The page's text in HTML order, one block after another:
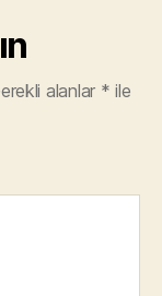
alanlar * ile